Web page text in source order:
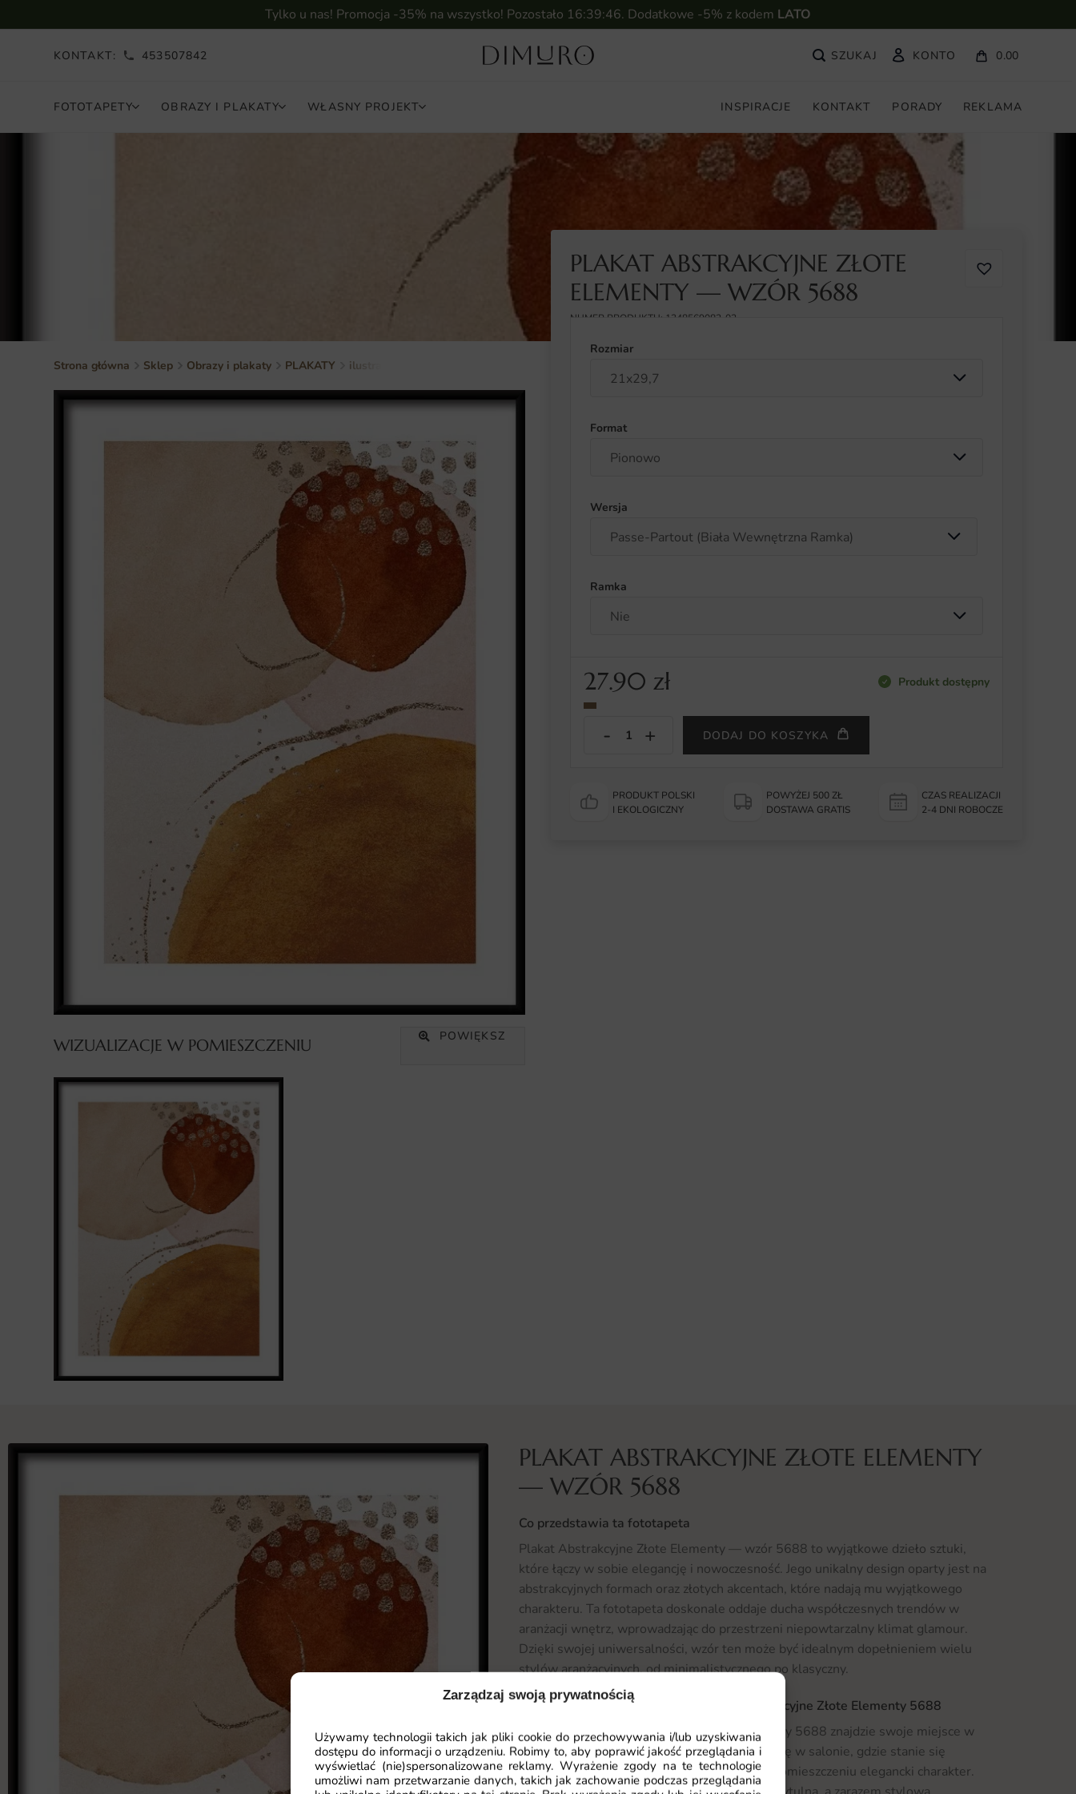
Zarządzaj swoją prywatnością
Używamy technologii takich jak pliki cookie do przechowywania i/lub uzyskiwania
dostępu do informacji o urządzeniu. Robimy to, aby poprawić jakość przeglądania i
wyświetlać (nie)spersonalizowane reklamy. Wyrażenie zgody na te technologie
umożliwi nam przetwarzanie danych, takich jak zachowanie podczas przeglądania
Tylko u nas! Promocja -35% na wszystko! Pozostało 16:39:45. Dodatkowe -5% z kodem LATO
KONTAKT: 453507842 KONTO 0.00
FOTOTAPETY OBRAZY I PLAKATY WŁASNY PROJEKT INSPIRACJE KONTAKT PORADY REKLAMA
Strona główna Sklep Obrazy i plakaty PLAKATY ilustracja i abstrakcja
WIZUALIZACJE W POMIESZCZENIU POWIĘKSZ
PLAKAT ABSTRAKCYJNE ZŁOTE
ELEMENTY — WZÓR 5688
NUMER PRODUKTU: 1348569082-02
Rozmiar
Format
Wersja
Ramka
27.90 zł Produkt dostępny
DODAJ DO KOSZYKA
PRODUKT POLSKI
I EKOLOGICZNY
POWYŻEJ 500 ZŁ
DOSTAWA GRATIS
CZAS REALIZACJI
2-4 DNI ROBOCZE
PLAKAT ABSTRAKCYJNE ZŁOTE ELEMENTY
— WZÓR 5688
Co przedstawia ta fototapeta
Plakat Abstrakcyjne Złote Elementy — wzór 5688 to wyjątkowe dzieło sztuki,
które łączy w sobie elegancję i nowoczesność. Jego unikalny design oparty jest na
abstrakcyjnych formach oraz złotych akcentach, które nadają mu wyjątkowego
charakteru. Ta fototapeta doskonale oddaje ducha współczesnych trendów w
aranżacji wnętrz, wprowadzając do przestrzeni niepowtarzalny klimat glamour.
Dzięki swojej uniwersalności, wzór ten może być idealnym dopełnieniem wielu
stylów aranżacyjnych, od minimalistycznego po klasyczny.
Gdzie sprawdzi się fototapeta Plakat Abstrakcyjne Złote Elementy 5688
Fototapeta Plakat Abstrakcyjne Złote Elementy 5688 znajdzie swoje miejsce w
różnych przestrzeniach. Doskonale sprawdzi się w salonie, gdzie stanie się
centralnym punktem dekoracyjnym, nadając pomieszczeniu elegancki charakter.